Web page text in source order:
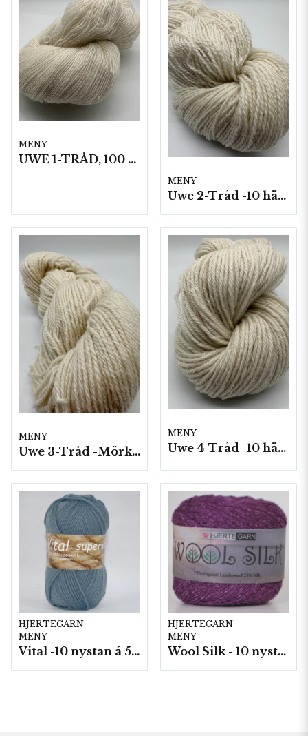
MENY
UWE 1-TRÅD, 100 G HÄRVOR 1 KG/FP
MENY
Uwe 2-Tråd -10 härvor á 100g./fp.
MENY
Uwe 3-Tråd -Mörkgrått 10 härvor a100g./fp.
MENY
Uwe 4-Tråd -10 härvor á 100g./fp.
HJERTEGARN
MENY
Vital -10 nystan á 50g./fp.
HJERTEGARN
MENY
Wool Silk - 10 nystan á 50g./fp.